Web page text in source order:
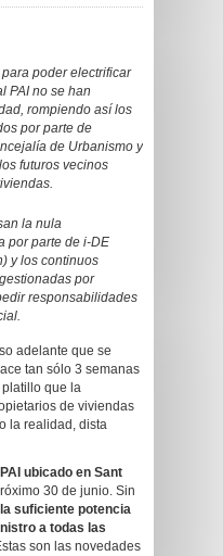
poder electrificar
PAI no se han
rompiendo así los
por parte de
de Urbanismo y
futuros vecinos
la nula
por parte de i-DE
y los continuos
por
responsabilidades
adelante que se
tan sólo 3 semanas
que la
de viviendas
la realidad, dista
PAI ubicado en Sant
30 de junio. Sin
suficiente potencia
a todas las
son las novedades